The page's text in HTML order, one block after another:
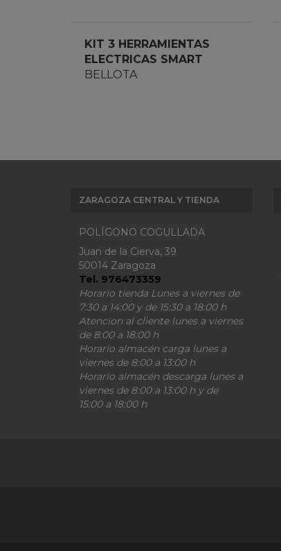
KIT 3 HERRAMIENTAS
ELECTRICAS SMART
EGKIT1S
BELLOTA
ZARAGOZA CENTRAL Y TIENDA
POLÍGONO COGULLADA
Juan de la Cierva, 39
50014 Zaragoza
Tel. 976473359
Horario tienda Lunes a viernes de
7:30 a 14:00 y de 15:30 a 18:00 h
Atencion al cliente lunes a viernes
de 8:00 a 18:00 h
Horario almacén carga lunes a
viernes de 8:00 a 13:00 h
Horario almacén descarga lunes a
viernes de 8:00 a 13:00 h y de
15:00 a 18:00 h